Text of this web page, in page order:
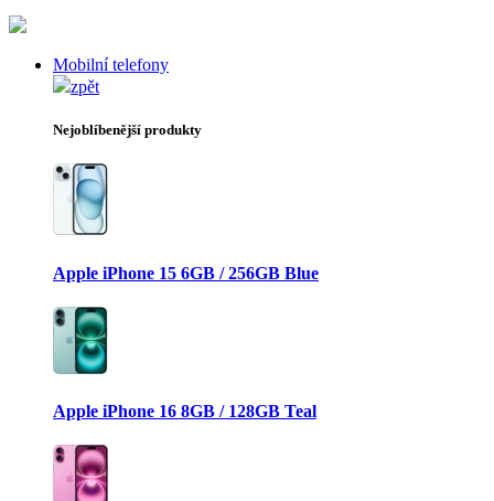
Mobilní telefony
zpět
Nejoblíbenější produkty
Apple iPhone 15 6GB / 256GB Blue
Apple iPhone 16 8GB / 128GB Teal